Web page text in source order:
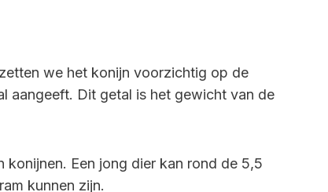
we het konijn voorzichtig op de
aangeeft. Dit getal is het gewicht van de
Een jong dier kan rond de 5,5
kunnen zijn.